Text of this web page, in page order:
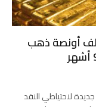
المركزي المصري يضيف 62.2 ألف أونصة ذهب
7202 أونصة ذهب جديدة لاحتياطي النقد